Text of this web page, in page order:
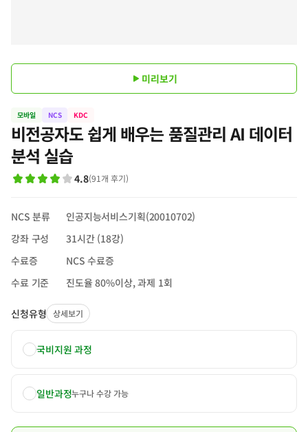
미리보기
모바일 NCS KDC
비전공자도 쉽게 배우는 품질관리 AI 데이터
분석 실습
4.8(91 개 후기)
NCS 분류
인공지능서비스기획(20010702)
강좌 구성
31시간 (18강)
수료증
NCS 수료증
수료 기준
진도율 80%이상, 과제 1회
신청유형 상세보기
국비지원 과정
일반과정누구나 수강 가능